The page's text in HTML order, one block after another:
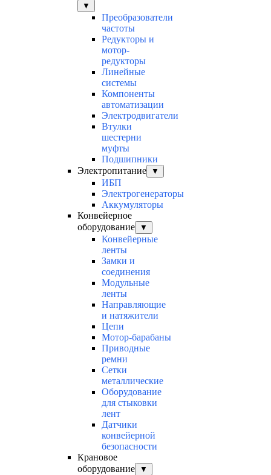
▼
Преобразователи
частоты
Редукторы и
мотор-
редукторы
Линейные
системы
Компоненты
автоматизации
Электродвигатели
Втулки
шестерни
муфты
Подшипники
Электропитание
▼
ИБП
Электрогенераторы
Аккумуляторы
Конвейерное
оборудование
▼
Конвейерные
ленты
Замки и
соединения
Модульные
ленты
Направляющие
и натяжители
Цепи
Мотор-барабаны
Приводные
ремни
Сетки
металлические
Оборудование
для стыковки
лент
Датчики
конвейерной
безопасности
Крановое
оборудование
▼